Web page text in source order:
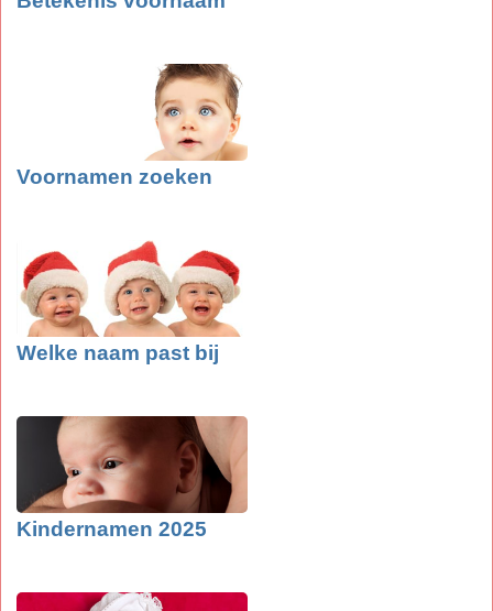
Voornamen zoeken
Welke naam past bij
Kindernamen 2025